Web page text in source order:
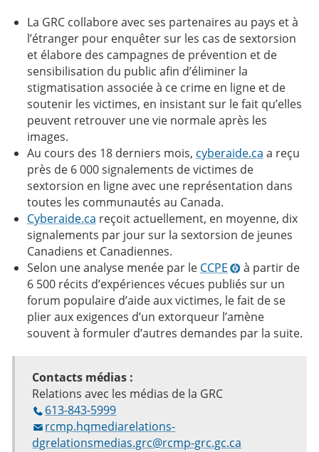
La GRC collabore avec ses partenaires au pays et à
l’étranger pour enquêter sur les cas de sextorsion
et élabore des campagnes de prévention et de
sensibilisation du public afin d’éliminer la
stigmatisation associée à ce crime en ligne et de
soutenir les victimes, en insistant sur le fait qu’elles
peuvent retrouver une vie normale après les
images.
Au cours des 18 derniers mois, cyberaide.ca a reçu
près de 6 000 signalements de victimes de
sextorsion en ligne avec une représentation dans
toutes les communautés au Canada.
Cyberaide.ca reçoit actuellement, en moyenne, dix
signalements par jour sur la sextorsion de jeunes
Canadiens et Canadiennes.
Selon une analyse menée par le CCPE
à partir de
6 500 récits d’expériences vécues publiés sur un
forum populaire d’aide aux victimes, le fait de se
plier aux exigences d’un extorqueur l’amène
souvent à formuler d’autres demandes par la suite.
Contacts médias :
Relations avec les médias de la GRC
613-843-5999
rcmp.hqmediarelations-
dgrelationsmedias.grc@rcmp-grc.gc.ca